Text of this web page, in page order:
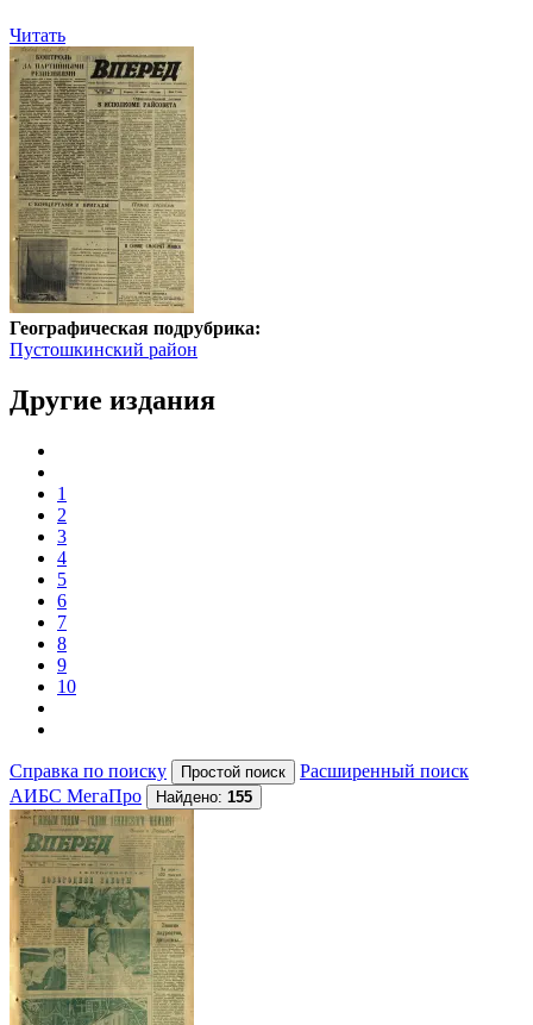
Читать
Географическая подрубрика:
Пустошкинский район
Другие издания
1
2
3
4
5
6
7
8
9
10
Справка по поиску
Расширенный поиск
АИБС МегаПро
Найдено: 155